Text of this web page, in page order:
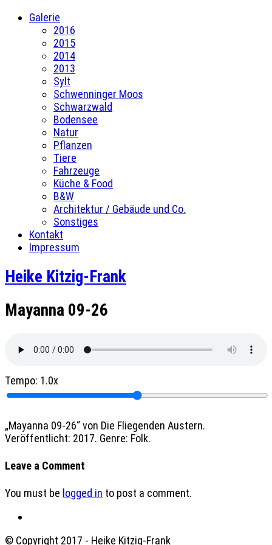
Galerie
2016
2015
2014
2013
Sylt
Schwenninger Moos
Schwarzwald
Bodensee
Natur
Pflanzen
Tiere
Fahrzeuge
Küche & Food
B&W
Architektur / Gebäude und Co.
Sonstiges
Kontakt
Impressum
Heike Kitzig-Frank
Mayanna 09-26
Tempo: 1.0x
„Mayanna 09-26“ von Die Fliegenden Austern.
Veröffentlicht: 2017. Genre: Folk.
Leave a Comment
You must be logged in to post a comment.
© Copyright 2017 - Heike Kitzig-Frank